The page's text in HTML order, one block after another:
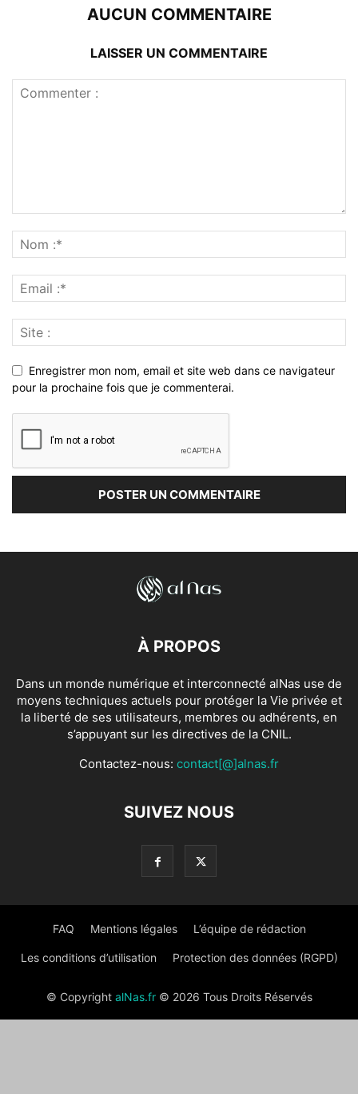
AUCUN COMMENTAIRE
LAISSER UN COMMENTAIRE
Enregistrer mon nom, email et site web dans ce navigateur
pour la prochaine fois que je commenterai.
À PROPOS
Dans un monde numérique et interconnecté alNas use de
moyens techniques actuels pour protéger la Vie privée et
la liberté de ses utilisateurs, membres ou adhérents, en
s’appuyant sur les directives de la CNIL.
Contactez-nous: contact[@]alnas.fr
SUIVEZ NOUS
FAQ Mentions légales L’équipe de rédaction
Les conditions d’utilisation Protection des données (RGPD)
© Copyright alNas.fr© 2026 Tous Droits Réservés